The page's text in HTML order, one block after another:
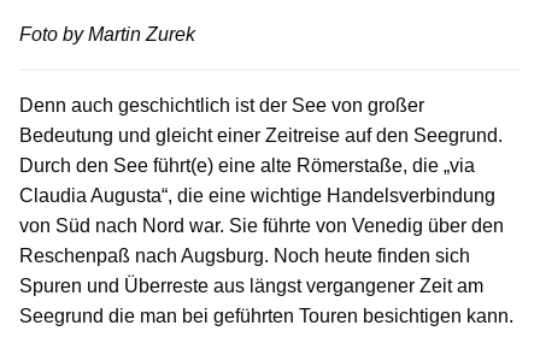
Foto by Martin Zurek
Denn auch geschichtlich ist der See von großer
Bedeutung und gleicht einer Zeitreise auf den Seegrund.
Durch den See führt(e) eine alte Römerstaße, die „via
Claudia Augusta“, die eine wichtige Handelsverbindung
von Süd nach Nord war. Sie führte von Venedig über den
Reschenpaß nach Augsburg. Noch heute finden sich
Spuren und Überreste aus längst vergangener Zeit am
Seegrund die man bei geführten Touren besichtigen kann.